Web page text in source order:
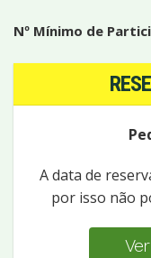
Nº Mínimo de
A data de
por isso não